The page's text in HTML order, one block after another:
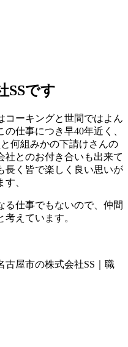
SSです
コーキングと世間ではよん
仕事につき早40年近く、
何組みかの下請けさんの
社とのお付き合いも出来て
長く皆で楽しく良い思いが
、
る仕事でもないので、仲間
えています。
古屋市の株式会社SS｜職